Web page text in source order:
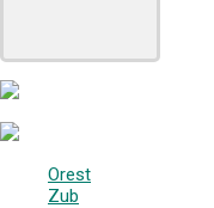
Orest
Zub